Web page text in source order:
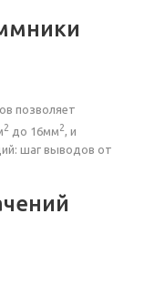
позволяет
2 до 16мм2, и
шаг выводов от